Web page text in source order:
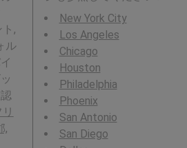
,
ル
,
New York City
Los Angeles
Chicago
Houston
Philadelphia
Phoenix
San Antonio
San Diego